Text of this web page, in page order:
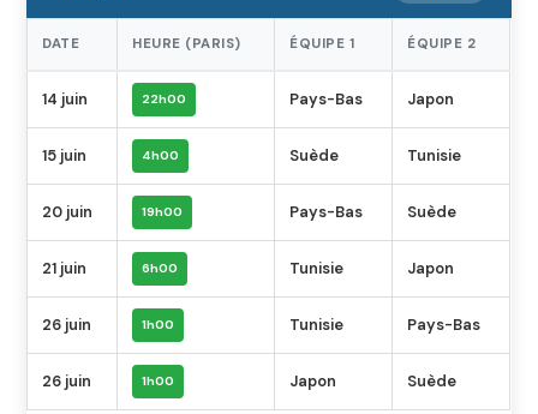
DATE HEURE (PARIS) ÉQUIPE 1 ÉQUIPE 2
14 juin 22h00 Pays-Bas Japon
15 juin 4h00 Suède Tunisie
20 juin 19h00 Pays-Bas Suède
21 juin 6h00 Tunisie Japon
26 juin 1h00 Tunisie Pays-Bas
26 juin 1h00 Japon Suède